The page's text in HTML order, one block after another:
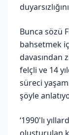
Bunca sözü
bahsetmek
davasından
felçli ve 14
süreci
şöyle
‘1990'lı